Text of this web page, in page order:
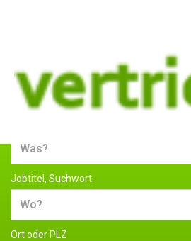
Jobs und Stellenangebote im
Vertrieb
Jobtitel, Suchwort
Ort oder PLZ